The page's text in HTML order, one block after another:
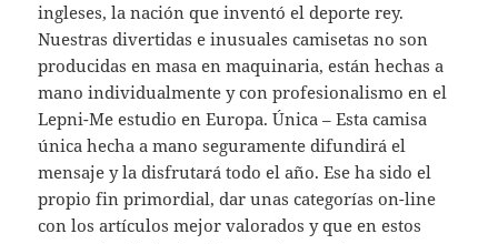
ingleses, la nación que inventó el deporte rey.
Nuestras divertidas e inusuales camisetas no son
producidas en masa en maquinaria, están hechas a
mano individualmente y con profesionalismo en el
Lepni-Me estudio en Europa. Única – Esta camisa
única hecha a mano seguramente difundirá el
mensaje y la disfrutará todo el año. Ese ha sido el
propio fin primordial, dar unas categorías on-line
con los artículos mejor valorados y que en estos